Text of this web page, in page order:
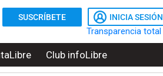
SUSCRÍBETE INICIA SESIÓN
Transparencia total
Club infoLibre